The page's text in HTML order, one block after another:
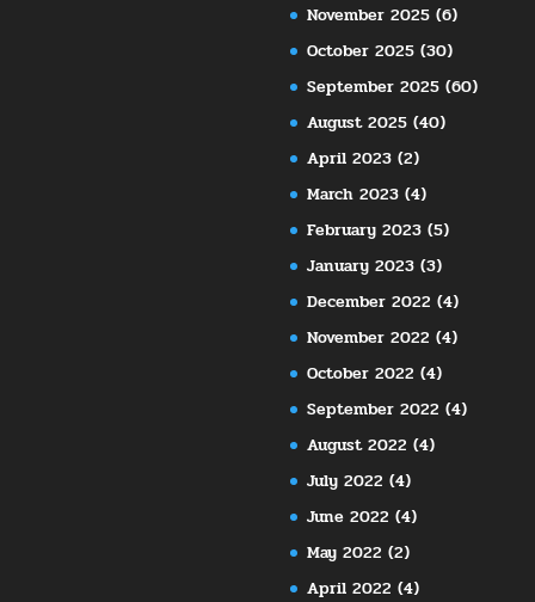
November 2025 (6)
October 2025 (30)
September 2025 (60)
August 2025 (40)
April 2023 (2)
March 2023 (4)
February 2023 (5)
January 2023 (3)
December 2022 (4)
November 2022 (4)
October 2022 (4)
September 2022 (4)
August 2022 (4)
July 2022 (4)
June 2022 (4)
May 2022 (2)
April 2022 (4)